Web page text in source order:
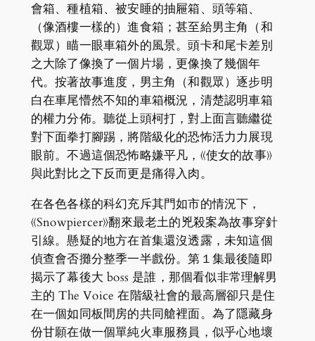
會箱、種植箱、被安睡的抽屜箱、頭等箱、
（像酒樓一樣的）進食箱；甚至給男主角（和
觀眾）瞄一眼車箱外的風景。頭卡和尾卡差別
之大除了像換了一個片場，更像換了幾個年
代。按著故事進度，男主角（和觀眾）逐步明
白在車尾懵然不知的車箱概況，清楚認明車箱
的權力分佈。聽從上頭柯打，對上面言聽繼從
對下面拳打腳踢，將階級化的恐怖活力力展現
眼前。不過這個恐怖略嫌平凡，《使女的故事》
與此對比之下反而更是痛得入肉。
在各色各樣的科幻充斥其門如市的情況下，
《Snowpiercer》翻來最老土的兇殺案為故事穿針
引線。懸疑的地方在首集還沒透露，未知這個
偵查會否攤分整季一半戲份。第１集最後隨即
揭示了幕後大 boss 是誰，那個看似非常理解男
主的 The Voice 在階級社會的最高層卻只是住
在一個如同板間房的共同艙裡面。為了隱藏身
份甘願在做一個單純火車服務員，似乎心地壞